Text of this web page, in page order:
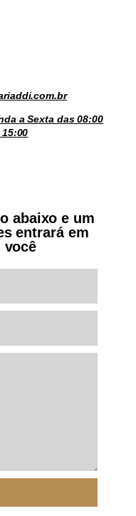
a Sexta das 08:00
abaixo e um
entrará em
você